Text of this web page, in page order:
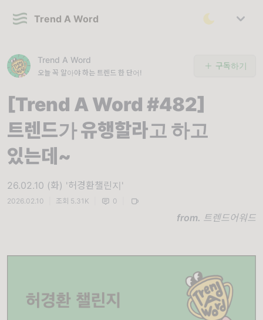
Trend A Word
Trend A Word
오늘 꼭 알아야 하는 트렌드 한 단어!
구독하기
[Trend A Word #482]
트렌드가 유행할라고 하고
있는데~
26.02.10 (화) '허경환챌린지'
2026.02.10 조회 5.31K 0
from. 트렌드어워드